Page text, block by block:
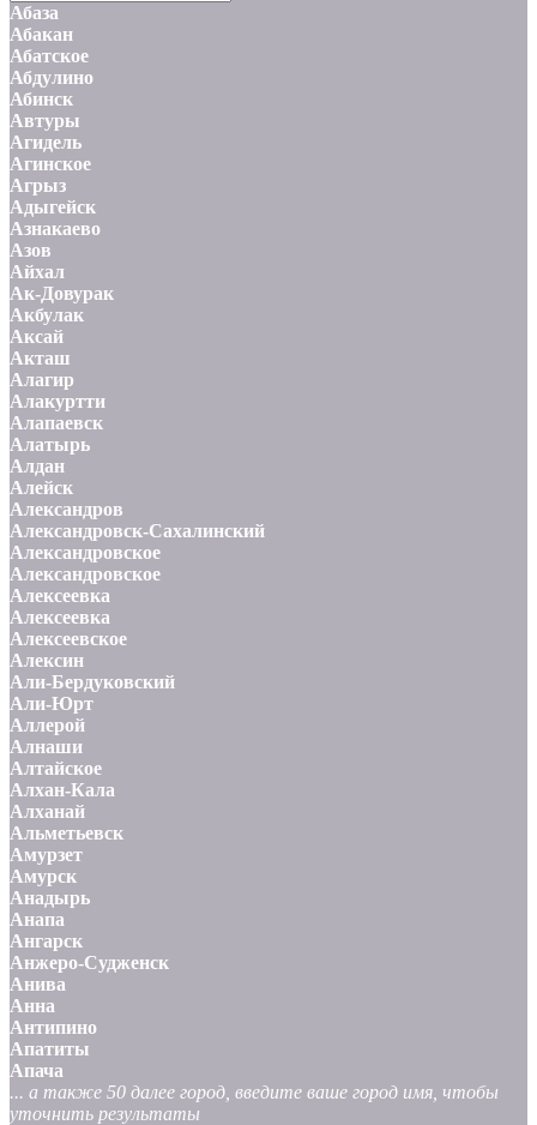
Абаза
Абакан
Абатское
Абдулино
Абинск
Автуры
Агидель
Агинское
Агрыз
Адыгейск
Азнакаево
Азов
Айхал
Ак-Довурак
Акбулак
Аксай
Акташ
Алагир
Алакуртти
Алапаевск
Алатырь
Алдан
Алейск
Александров
Александровск-Сахалинский
Александровское
Александровское
Алексеевка
Алексеевка
Алексеевское
Алексин
Али-Бердуковский
Али-Юрт
Аллерой
Алнаши
Алтайское
Алхан-Кала
Алханай
Альметьевск
Амурзет
Амурск
Анадырь
Анапа
Ангарск
Анжеро-Судженск
Анива
Анна
Антипино
Апатиты
Апача
... а также 50 далее город, введите ваше город имя, чтобы
уточнить результаты